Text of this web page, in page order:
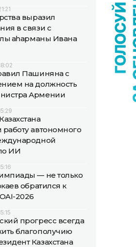
выразил
в связи с
қаһарманы Ивана
Пашиняна с
на должность
Армении
автономного
ИИ
— не только
обратился к
2026
прогресс всегда
благополучию
Казахстана